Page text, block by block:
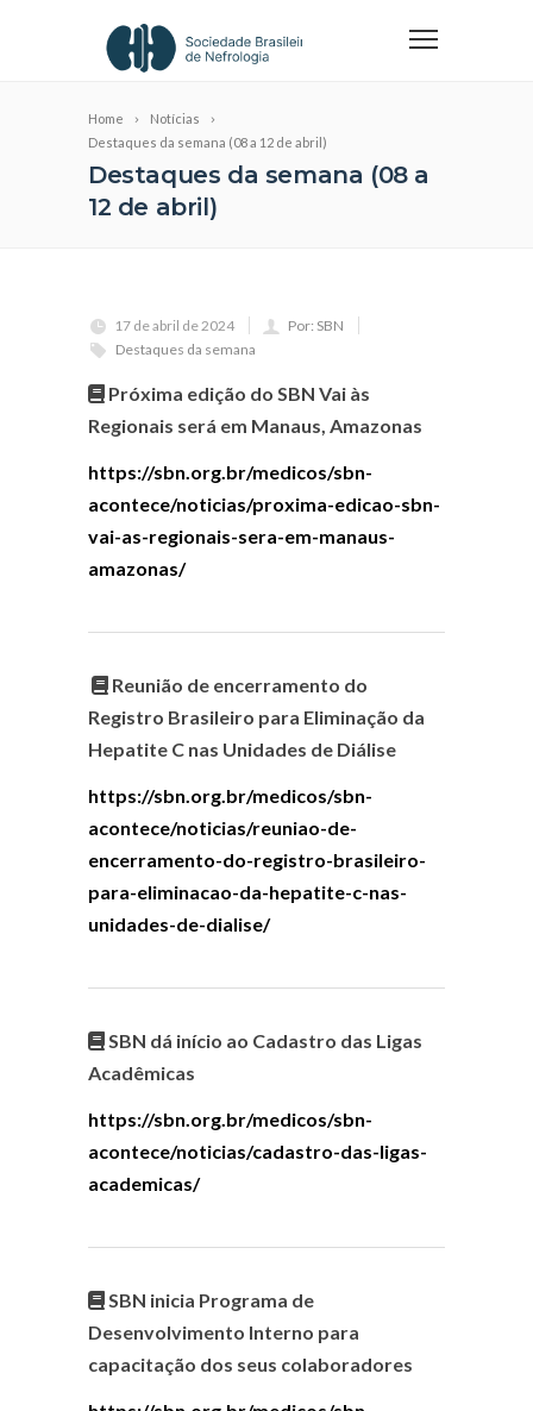
Home
Notícias
Destaques da semana (08 a 12 de abril)
Destaques da semana (08 a
12 de abril)
17 de abril de 2024
Por: SBN
Destaques da semana
Próxima edição do SBN Vai às
Regionais será em Manaus, Amazonas
https://sbn.org.br/medicos/sbn-
acontece/noticias/proxima-edicao-sbn-
vai-as-regionais-sera-em-manaus-
amazonas/
Reunião de encerramento do
Registro Brasileiro para Eliminação da
Hepatite C nas Unidades de Diálise
https://sbn.org.br/medicos/sbn-
acontece/noticias/reuniao-de-
encerramento-do-registro-brasileiro-
para-eliminacao-da-hepatite-c-nas-
unidades-de-dialise/
SBN dá início ao Cadastro das Ligas
Acadêmicas
https://sbn.org.br/medicos/sbn-
acontece/noticias/cadastro-das-ligas-
academicas/
SBN inicia Programa de
Desenvolvimento Interno para
capacitação dos seus colaboradores